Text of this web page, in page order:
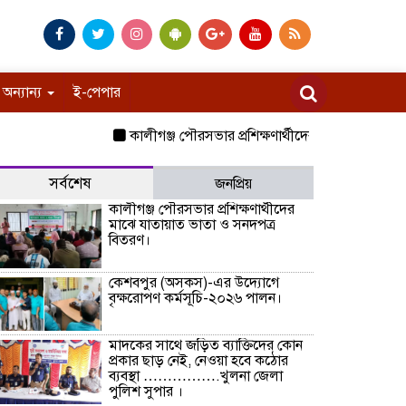
অন্যান্য ই-পেপার
কালীগঞ্জ পৌরসভার প্রশিক্ষণার্থীদের মাঝে যাতায়াত
সর্বশেষ
জনপ্রিয়
কালীগঞ্জ পৌরসভার প্রশিক্ষণার্থীদের
মাঝে যাতায়াত ভাতা ও সনদপত্র
বিতরণ।
কেশবপুর (অসকস)-এর উদ্যোগে
বৃক্ষরোপণ কর্মসূচি-২০২৬ পালন।
মাদকের সাথে জড়িত ব্যাক্তিদের কোন
প্রকার ছাড় নেই, নেওয়া হবে কঠোর
ব্যবস্থা …………….খুলনা জেলা
পুলিশ সুপার ।